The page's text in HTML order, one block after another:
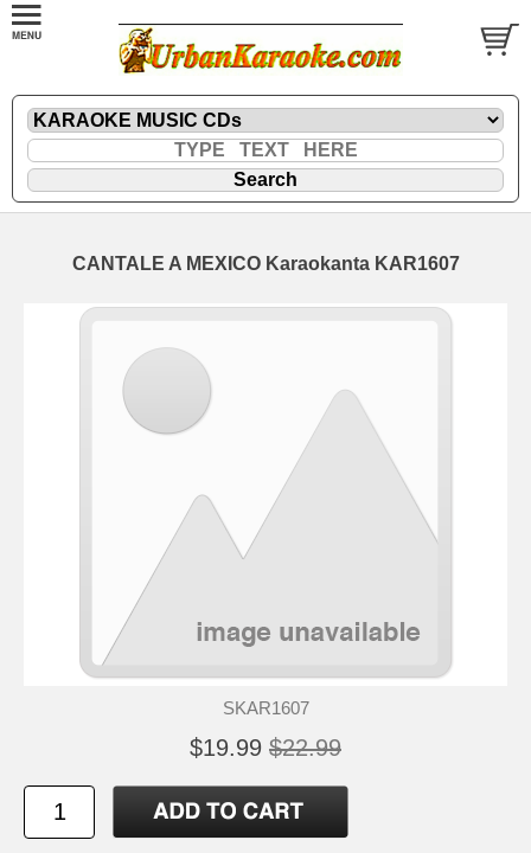
CANTALE A MEXICO Karaokanta KAR1607
SKAR1607
$19.99 $22.99